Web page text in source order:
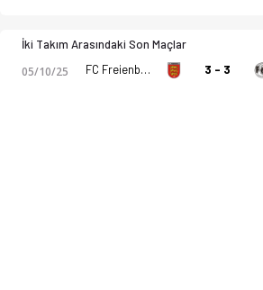
İki Takım Arasındaki Son Maçlar
05/10/25 FC Freienbach 3 - 3